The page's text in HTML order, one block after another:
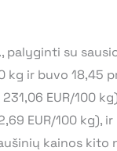
palyginti su
kg ir buvo
EUR/100
EUR/100 kg),
kainos